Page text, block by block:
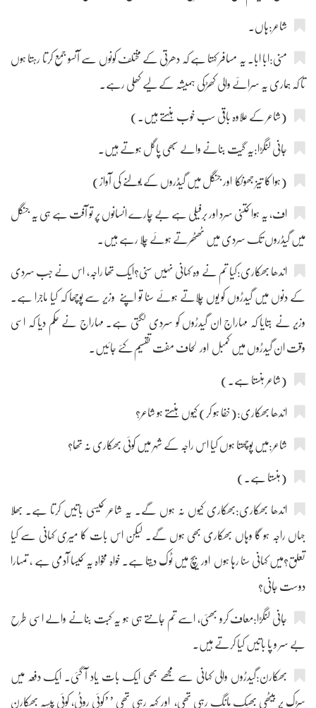
شاعر:ہاں۔
منی:ابا ابا۔ یہ مسافر کہتا ہے کہ دھرتی کے مختلف کونوں سے آنسو جمع کرتا رہتا ہوں
تا کہ ہماری یہ سرائے والی کھڑکی ہمیشہ کے لیے کھلی رہے۔
(شاعر کے علاوہ باقی سب خوب ہنستے ہیں۔)
جانی لنگڑا:یہ گیت بنانے والے سبھی پاگل ہوتے ہیں۔
(ہوا کا تیز جھونکا اور جنگل میں گیڈروں کے بولنے کی آواز)
اف، یہ ہوا کتنی سرد اور برفیلی ہے بے چارے انسانوں پر تو آفت ہے ہی یہ جنگل
میں گیڈروں تک سردی میں ٹھٹھرتے ہوئے چلا رہے ہیں۔
اندھا بھکاری:کیا تم نے وہ کہانی نہیں سنی؟ایک تھا راجہ، اس نے جب سردی
کے دنوں میں گیدڑوں کو یوں چلاتے ہوئے سنا تو اپنے وزیر سے پوچھا کہ کیا ماجرا ہے۔
وزیر نے بتایا کہ مہاراج ان گیدڑوں کو سردی لگتی ہے۔ مہاراج نے حکم دیا کہ اسی
وقت ان گیدڑوں میں کمبل اور لحاف مفت تقسیم کئے جائیں۔
(شاعر ہنستا ہے۔)
اندھا بھکاری:(خفا ہو کر) کیوں ہنستے ہو شاعر؟
شاعر:میں پوچھتا ہوں کیا اس راجہ کے شہر میں کوئی بھکاری نہ تھا؟
(ہنستا ہے۔)
اندھا بھکاری:بھکاری کیوں نہ ہوں گے۔ یہ شاعر کیسی باتیں کرتا ہے۔ بھلا
جہاں راجہ ہو گا وہاں بھکاری بھی ہوں گے۔ لیکن اس بات کا میری کہانی سے کیا
تعلق؟میں کہانی سنا رہا ہوں اور بیچ میں ٹوک دیتا ہے۔ خواہ مخواہ یہ کیسا آدمی ہے ، تمہارا
دوست جانی؟
جانی لنگڑا:معاف کرو بھئی، اسے تم جانتے ہی ہو یہ کبت بنانے والے اسی طرح
بے سر و پا باتیں کیا کرتے ہیں۔
بھکارن:گیدڑوں والی کہانی سے مجھے بھی ایک بات یاد آ گئی۔ ایک دفعہ میں
سڑک پر بیٹھی بھیک مانگ رہی تھی، اور کہہ رہی تھی ’’کوئی روٹی، کوئی پیسہ بھکارن